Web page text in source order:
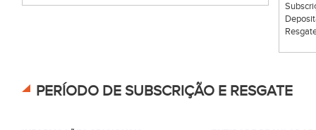
PERÍODO DE SUBSCRIÇÃO E RESGATE